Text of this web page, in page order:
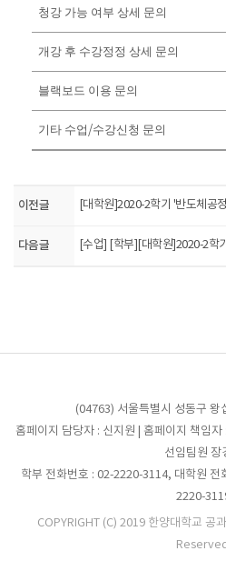
청강 가능 여부 상세 문의
개강 후 수강정정 상세 문의
블랙보드 이용 문의
기타 수업 /수강신청 문의
이전글 [대학원]2020-2학기 '반도체공
다음글 [수업] [학부][대학원]2020-2학
(04763) 서울특별시 성동구 왕
홈페이지 담당자 : 신지원 | 홈페이지 책임
선임팀원 장
학부 전화번호 : 02-2220-3114, 대학원
2220-
COPYRIGHT (C) 2019 한양대학교 공